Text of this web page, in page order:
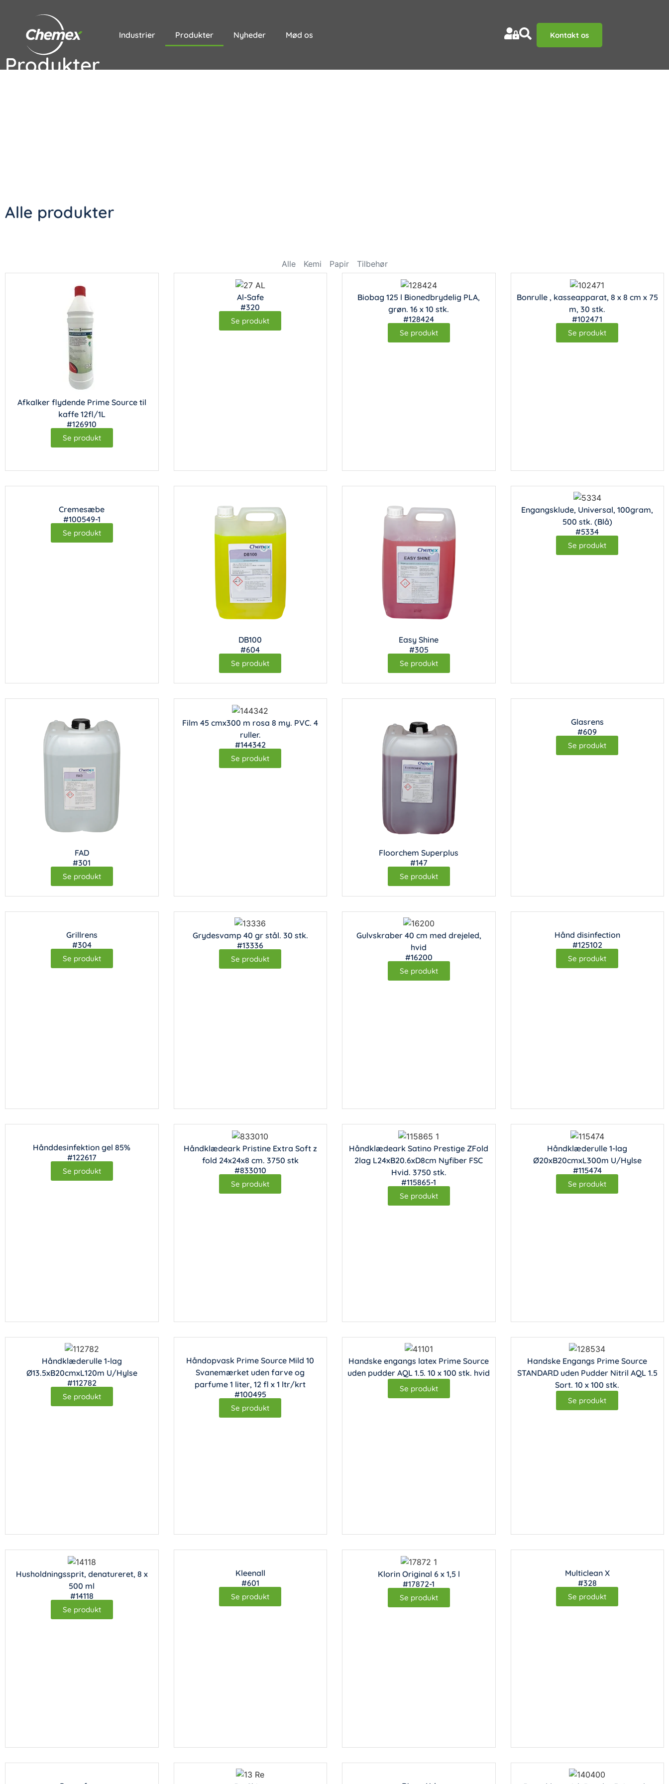
Industrier Produkter Nyheder Mød os Kontakt os
Produkter
Alle produkter
Alle Kemi Papir Tilbehør
Afkalker flydende Prime Source til
kaffe 12fl/1L
#126910
Se produkt
Al-Safe
#320
Se produkt
Biobag 125 l Bionedbrydelig PLA,
grøn. 16 x 10 stk.
#128424
Se produkt
Bonrulle , kasseapparat, 8 x 8 cm x 75
m, 30 stk.
#102471
Se produkt
Cremesæbe
#100549-1
Se produkt
DB100
#604
Se produkt
Easy Shine
#305
Se produkt
Engangsklude, Universal, 100gram,
500 stk. (Blå)
#5334
Se produkt
FAD
#301
Se produkt
Film 45 cmx300 m rosa 8 my. PVC. 4
ruller.
#144342
Se produkt
Floorchem Superplus
#147
Se produkt
Glasrens
#609
Se produkt
Grillrens
#304
Se produkt
Grydesvamp 40 gr stål. 30 stk.
#13336
Se produkt
Gulvskraber 40 cm med drejeled,
hvid
#16200
Se produkt
Hånd disinfection
#125102
Se produkt
Hånddesinfektion gel 85%
#122617
Se produkt
Håndklædeark Pristine Extra Soft z
fold 24x24x8 cm. 3750 stk
#833010
Se produkt
Håndklædeark Satino Prestige Z­Fold
2­lag L24xB20.6xD8cm Nyfiber FSC
Hvid. 3750 stk.
#115865-1
Se produkt
Håndklæderulle 1-lag
Ø20xB20cmxL300m U/Hylse
#115474
Se produkt
Håndklæderulle 1-lag
Ø13.5xB20cmxL120m U/Hylse
#112782
Se produkt
Håndopvask Prime Source Mild 10
Svanemærket uden farve og
parfume 1 liter, 12 fl x 1 ltr/krt
#100495
Se produkt
Handske engangs latex Prime Source
uden pudder AQL 1.5. 10 x 100 stk. hvid
Se produkt
Handske Engangs Prime Source
STANDARD uden Pudder Nitril AQL 1.5
Sort. 10 x 100 stk.
Se produkt
Husholdningssprit, denatureret, 8 x
500 ml
#14118
Se produkt
Kleenall
#601
Se produkt
Klorin Original 6 x 1,5 l
#17872-1
Se produkt
Multiclean X
#328
Se produkt